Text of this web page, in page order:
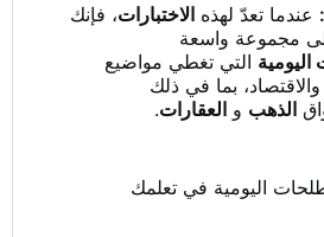
عندما تعدّ لهذه الاختبارات، فإنك
مجموعة واسعة
التي تغطي مواضيع
والاقتصاد، بما في ذلك
الذهب و العقارات.
اليومية في تعلمك